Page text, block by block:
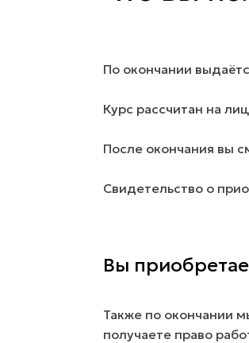
По окончании
Курс рассчитан на
После окончания вы
Свидетельство о
Вы
Также по окончании
получаете право